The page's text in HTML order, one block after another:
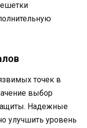
точек в
выбор
Надежные
улучшить уровень